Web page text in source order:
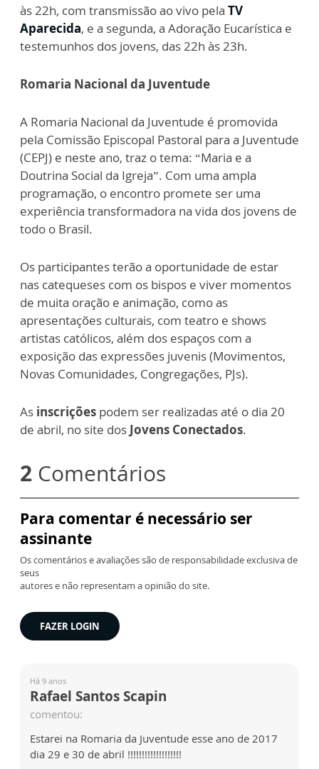
às 22h, com transmissão ao vivo pela TV
Aparecida, e a segunda, a Adoração Eucarística e
testemunhos dos jovens, das 22h às 23h.
Romaria Nacional da Juventude
A Romaria Nacional da Juventude é promovida
pela Comissão Episcopal Pastoral para a Juventude
(CEPJ) e neste ano, traz o tema: “Maria e a
Doutrina Social da Igreja”. Com uma ampla
programação, o encontro promete ser uma
experiência transformadora na vida dos jovens de
todo o Brasil.
Os participantes terão a oportunidade de estar
nas catequeses com os bispos e viver momentos
de muita oração e animação, como as
apresentações culturais, com teatro e shows
artistas católicos, além dos espaços com a
exposição das expressões juvenis (Movimentos,
Novas Comunidades, Congregações, PJs).
As inscrições podem ser realizadas até o dia 20
de abril, no site dos Jovens Conectados.
2 Comentários
Para comentar é necessário ser
assinante
Os comentários e avaliações são de responsabilidade exclusiva de
seus
autores e não representam a opinião do site.
FAZER LOGIN
Há 9 anos
Rafael Santos Scapin
comentou:
Estarei na Romaria da Juventude esse ano de 2017
dia 29 e 30 de abril !!!!!!!!!!!!!!!!!!!